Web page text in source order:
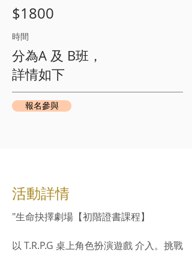
$1800
​時間​
分為A 及 B班，
詳情如下
報名參與
​活動詳情
"生命抉擇劇場【初階證書課程】
以 T.R.P.G 桌上角色扮演遊戲 介入。挑戰